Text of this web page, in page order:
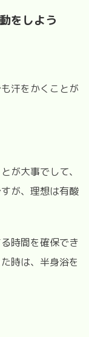
をしよう
汗をかくことが
が大事でして、
が、理想は有酸
時間を確保でき
時は、半身浴を